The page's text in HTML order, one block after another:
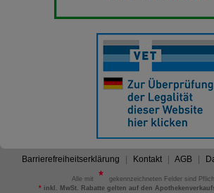
Barrierefreiheitserklärung Kontakt AGB
Alle mit
gekennzeichneten Felder sind
*inkl. MwSt. Rabatte gelten auf den